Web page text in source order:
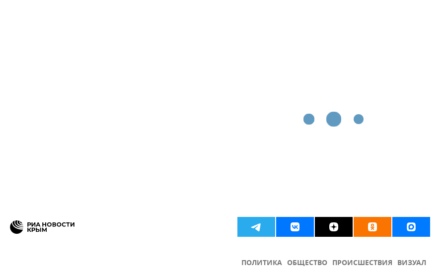
ПОЛИТИКА ОБЩЕСТВО ПРОИСШЕСТВИЯ ВИЗУАЛ